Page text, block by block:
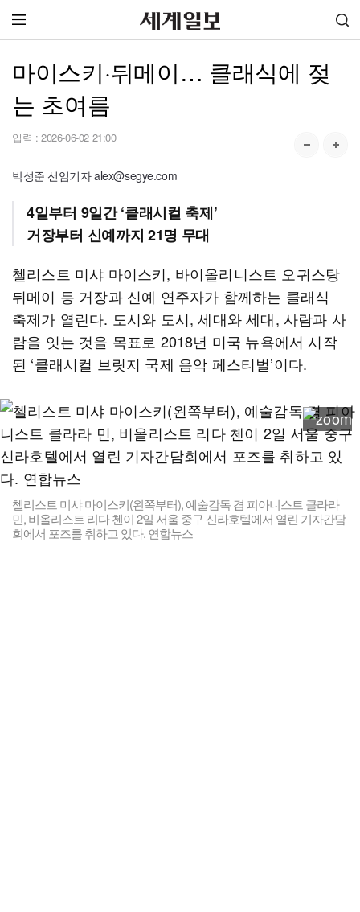
마이스키·뒤메이… 클래식에 젖
는 초여름
입력 : 2026-06-02 21:00
박성준 선임기자 alex@segye.com
4일부터 9일간 ‘클래시컬 축제’
거장부터 신예까지 21명 무대
첼리스트 미샤 마이스키, 바이올리니스트 오귀스탕
뒤메이 등 거장과 신예 연주자가 함께하는 클래식
축제가 열린다. 도시와 도시, 세대와 세대, 사람과 사
람을 잇는 것을 목표로 2018년 미국 뉴욕에서 시작
된 ‘클래시컬 브릿지 국제 음악 페스티벌’이다.
첼리스트 미샤 마이스키(왼쪽부터), 예술감독 겸 피아니스트 클라라
민, 비올리스트 리다 첸이 2일 서울 중구 신라호텔에서 열린 기자간담
회에서 포즈를 취하고 있다. 연합뉴스